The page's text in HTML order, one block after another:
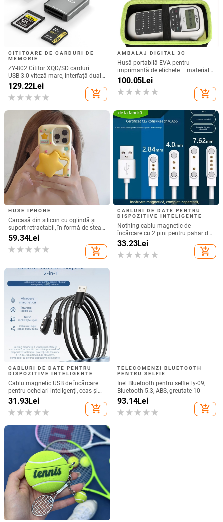
CITITOARE DE CARDURI DE
MEMORIE
ZY-802 Cititor XQD/SD carduri —
USB 3.0 viteză mare, interfață duală
Type-C și USB, aliaj de aluminiu +
ABS
129.22Lei
add_shopping_cart
AMBALAJ DIGITAL 3C
Husă portabilă EVA pentru
imprimantă de etichete – material
Oxford + EVA, EVA presat termic cu
cusături, încărcare 10 kg
100.05Lei
add_shopping_cart
HUSE IPHONE
Carcasă din silicon cu oglindă și
suport retractabil, în formă de stea
cu cinci colțuri, pentru iPhone 13–
17 Pro/Max
59.34Lei
add_shopping_cart
CABLURI DE DATE PENTRU
DISPOZITIVE INTELIGENTE
Nothing cablu magnetic de
încărcare cu 2 pini pentru pahar de
suc și ceas inteligent – 60 cm,
magnet puternic N52, distanța pini
7,62 mm
33.23Lei
add_shopping_cart
CABLURI DE DATE PENTRU
DISPOZITIVE INTELIGENTE
Cablu magnetic USB de încărcare
pentru ochelari inteligenți, ceas și
brățară – unu la doi, compatibil cu
4.0-12.3, brand Rising Sun
31.93Lei
add_shopping_cart
TELECOMENZI BLUETOOTH
PENTRU SELFIE
Inel Bluetooth pentru selfie Ly-09,
Bluetooth 5.3, ABS, greutate 10
93.14Lei
add_shopping_cart